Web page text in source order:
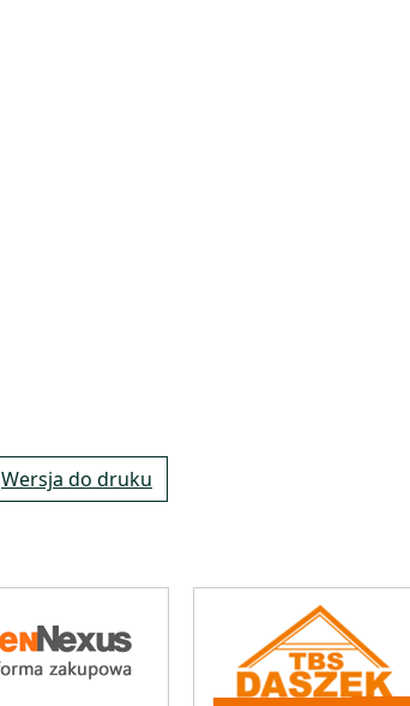
Wersja do druku